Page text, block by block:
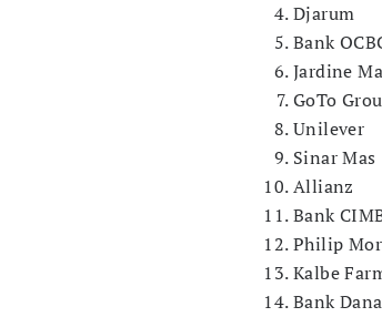
Djarum
Bank
Jardine
GoTo
Unilever
Sinar Mas
Allianz
Bank
Philip
Kalbe
Bank